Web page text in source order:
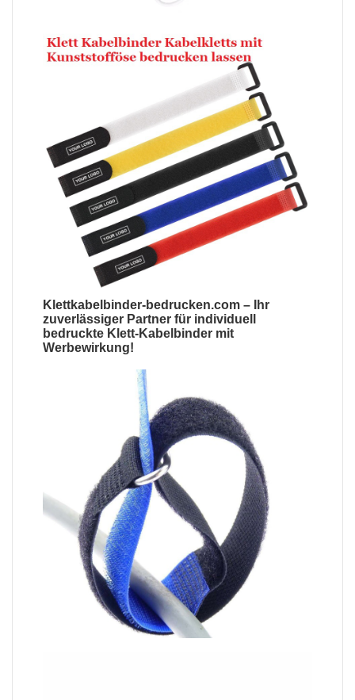
Klettkabelbinder-bedrucken.com – Ihr
zuverlässiger Partner für individuell
bedruckte Klett-Kabelbinder mit
Werbewirkung!